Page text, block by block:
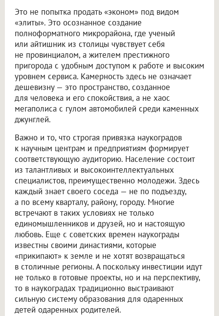
Это не попытка продать «эконом» под видом
«элиты». Это осознанное создание
полноформатного микрорайона, где ученый
или айтишник из столицы чувствует себя
не провинциалом, а жителем престижного
пригорода с удобным доступом к работе и высоким
уровнем сервиса. Камерность здесь не означает
дешевизну — это пространство, созданное
для человека и его спокойствия, а не хаос
мегаполиса с гулом автомобилей среди каменных
джунглей.
Важно и то, что строгая привязка наукоградов
к научным центрам и предприятиям формирует
соответствующую аудиторию. Население состоит
из талантливых и высокоинтеллектуальных
специалистов, преимущественно молодежи. Здесь
каждый знает своего соседа — не по подъезду,
а по всему кварталу, району, городу. Многие
встречают в таких условиях не только
единомышленников и друзей, но и настоящую
любовь. Еще с советских времен наукограды
известны своими династиями, которые
«прикипают» к земле и не хотят возвращаться
в столичные регионы. А поскольку инвестиции идут
не только в готовые проекты, но и на перспективу,
то в наукоградах традиционно выстраивают
сильную систему образования для одаренных
детей одаренных родителей.